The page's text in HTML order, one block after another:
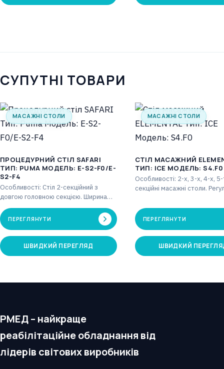
СУПУТНІ ТОВАРИ
МАСАЖНІ СТОЛИ
ПРОЦЕДУРНИЙ СТІЛ SAFARI
ТИП: PUMA МОДЕЛЬ: E-S2-F0/E-
S2-F4
Особливості: Стіл 2-секційний з
довгою головною секцією. Ширина
стільниці: 69 см. Регульована довга
головна частина від…
ПЕРЕГЛЯНУТИ
ШВИДКИЙ ПЕРЕГЛЯД
МАСАЖНІ СТОЛИ
СТІЛ МАСАЖНИЙ
ТИП: ICE МОДЕЛЬ: S4.F0
Особливості: 2-х, 3-х, 4-х,
секційні масажні столи.
газовими пружинами.…
ПЕРЕГЛЯНУТИ
ШВИДКИЙ
РМЕД – найкраще
реабілітаційне обладнання від
лідерів світових виробників